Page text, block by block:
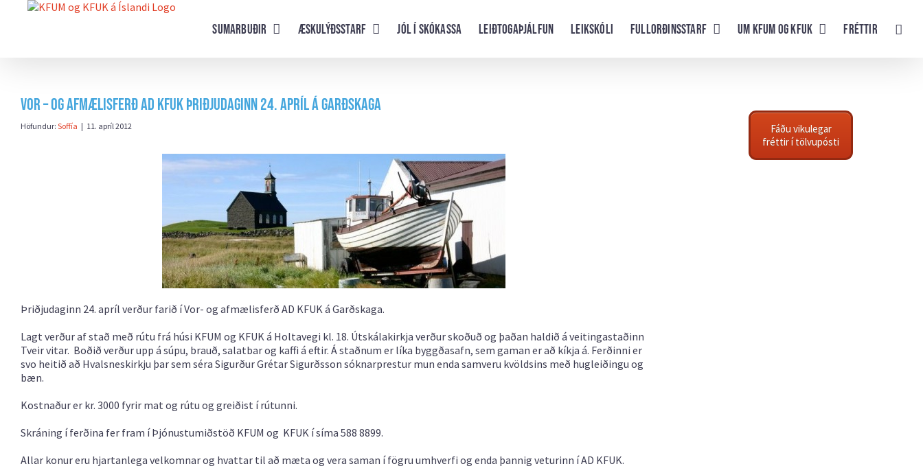
Sumarbuðir Æskulýðsstarf Jól í skókassa Leiðtogaþjálfun Leikskóli Fullorðinsstarf UM KFUM og KFUK Fréttir
Vor – og afmælisferð AD KFUK þriðjudaginn 24. apríl á Garðskaga
Höfundur: Soffía | 11. apríl 2012
Þriðjudaginn 24. apríl verður farið í Vor- og afmælisferð AD KFUK á Garðskaga.
Lagt verður af stað með rútu frá húsi KFUM og KFUK á Holtavegi kl. 18. Útskálakirkja verður skoðuð og þaðan haldið á veitingastaðinn
Tveir vitar. Boðið verður upp á súpu, brauð, salatbar og kaffi á eftir. Á staðnum er líka byggðasafn, sem gaman er að kíkja á. Ferðinni er
svo heitið að Hvalsneskirkju þar sem séra Sigurður Grétar Sigurðsson sóknarprestur mun enda samveru kvöldsins með hugleiðingu og
bæn.
Kostnaður er kr. 3000 fyrir mat og rútu og greiðist í rútunni.
Skráning í ferðina fer fram í Þjónustumiðstöð KFUM og KFUK í síma 588 8899.
Allar konur eru hjartanlega velkomnar og hvattar til að mæta og vera saman í fögru umhverfi og enda þannig veturinn í AD KFUK.
Fáðu vikulegar
fréttir í tölvupósti